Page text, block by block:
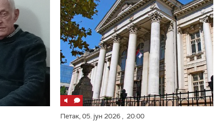
Петак,05. јун 2026, 20:00